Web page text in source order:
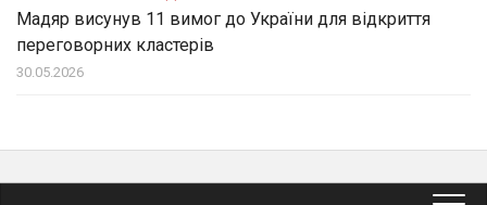
Мадяр висунув 11 вимог до України для відкриття
переговорних кластерів
30.05.2026